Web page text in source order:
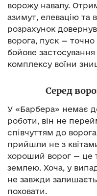
ворожу навалу.
азимут, елевацію та
розрахунок
ворога, пуск —
бойове
комплексу воїни
Серед
У «Барбера» немає
роботи, він не
співчуттям до
прийшли не з
хороший ворог — це
землею. Хоча, у
не завжди
поховати.